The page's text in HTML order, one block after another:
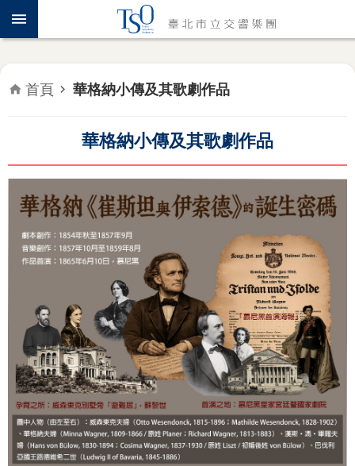
跳到主要內容區塊
認
識
年
音
樂
會
教
育
最
新
消
息
首頁 華格納小傳及其歌劇作品
華格納小傳及其歌劇作品